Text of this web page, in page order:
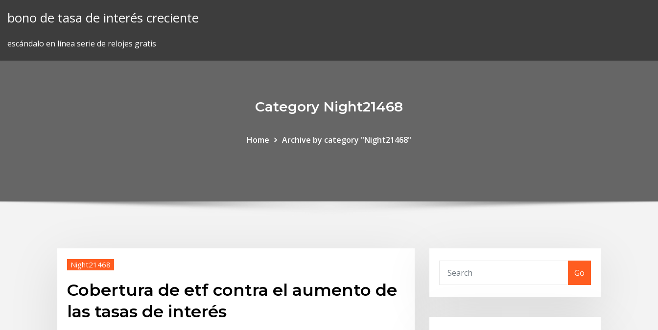
bono de tasa de interés creciente
escándalo en línea serie de relojes gratis
Category Night21468
Home Archive by category "Night21468"
Night21468
Cobertura de etf contra el aumento de
las tasas de interés
Go